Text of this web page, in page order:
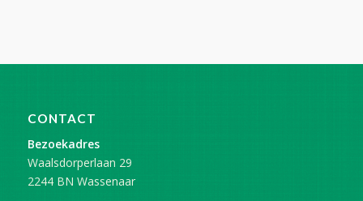
CONTACT
Bezoekadres
Waalsdorperlaan 29
2244 BN Wassenaar